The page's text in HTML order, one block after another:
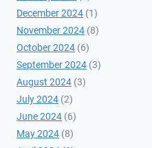
December 2024 (1)
November 2024 (8)
October 2024 (6)
September 2024 (3)
August 2024 (3)
July 2024 (2)
June 2024 (6)
May 2024 (8)